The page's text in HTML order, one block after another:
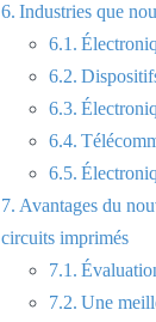
Industries que
Avantages du
circuits imprimés
Une